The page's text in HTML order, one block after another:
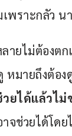
พราะกลัว น
ไม่ต้องตกเ
มายถึงต้อ
ยได้แล้วไ
ช่วยได้โดย